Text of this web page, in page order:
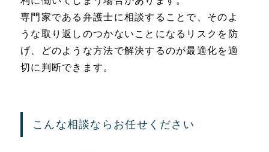
専門家である弁護士に相談することで、そのよ
うな取り返しのつかないことになるリスクを防
げ、どのような方法で解決するのが最適化を適
切に判断できます。
こんな相談ならお任せください